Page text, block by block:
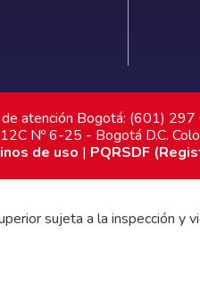
de atención Bogotá: (601)
Nº 6-25 - Bogotá D.C.
de uso | PQRSDF
sujeta a la inspección